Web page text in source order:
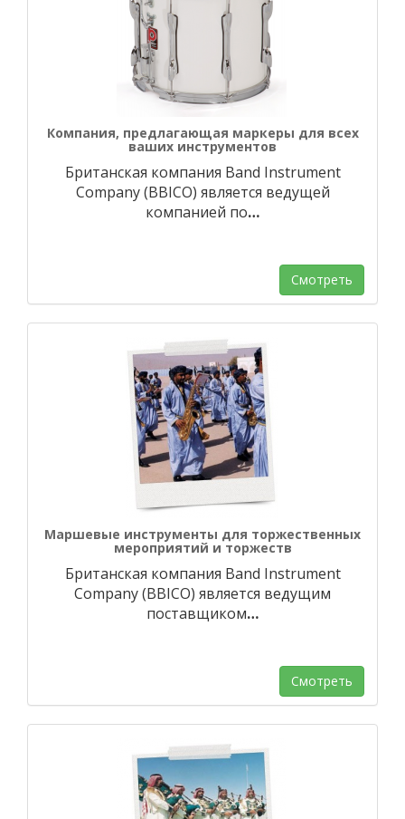
Компания, предлагающая маркеры для всех
ваших инструментов
Британская компания Band Instrument
Company (BBICO) является ведущей
компанией по…
Смотреть
Маршевые инструменты для торжественных
мероприятий и торжеств
Британская компания Band Instrument
Company (BBICO) является ведущим
поставщиком…
Смотреть